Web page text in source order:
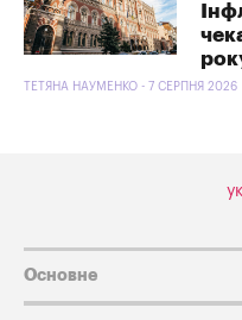
ТЕТЯНА НАУМЕНКО - 7 СЕРПНЯ 2026
Основне